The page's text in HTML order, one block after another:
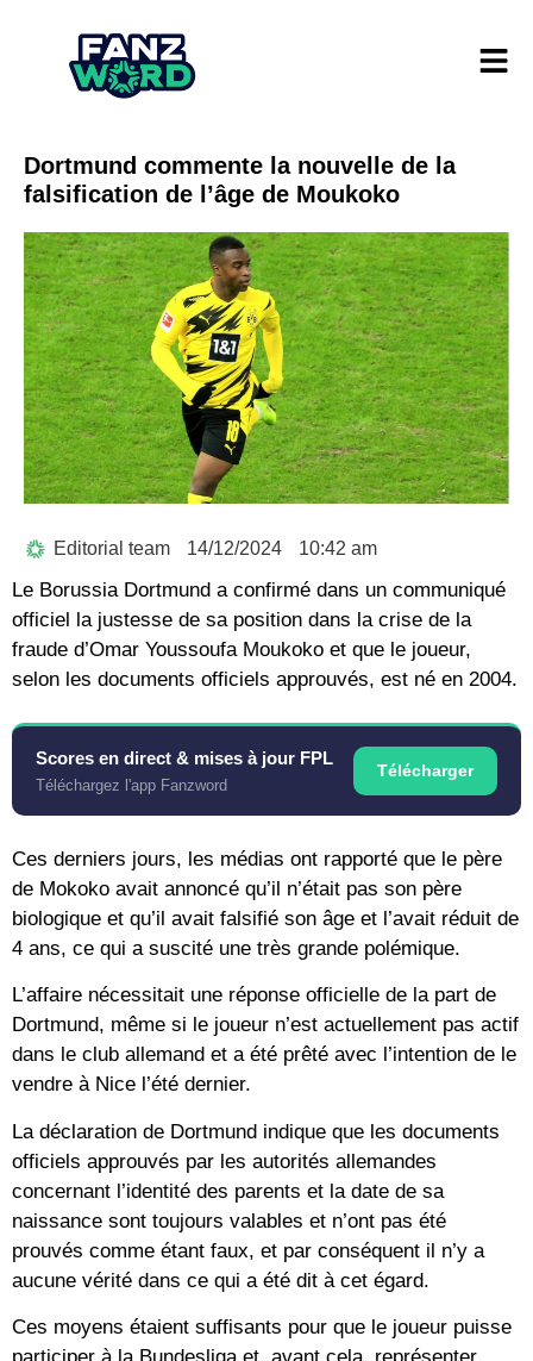
Dortmund commente la nouvelle de la
falsification de l’âge de Moukoko
Editorial team 14/12/2024 10:42 am
Le Borussia Dortmund a confirmé dans un communiqué
officiel la justesse de sa position dans la crise de la
fraude d’Omar Youssoufa Moukoko et que le joueur,
selon les documents officiels approuvés, est né en 2004.
Scores en direct & mises à jour FPL
Téléchargez l'app Fanzword
Télécharger
Ces derniers jours, les médias ont rapporté que le père
de Mokoko avait annoncé qu’il n’était pas son père
biologique et qu’il avait falsifié son âge et l’avait réduit de
4 ans, ce qui a suscité une très grande polémique.
L’affaire nécessitait une réponse officielle de la part de
Dortmund, même si le joueur n’est actuellement pas actif
dans le club allemand et a été prêté avec l’intention de le
vendre à Nice l’été dernier.
La déclaration de Dortmund indique que les documents
officiels approuvés par les autorités allemandes
concernant l’identité des parents et la date de sa
naissance sont toujours valables et n’ont pas été
prouvés comme étant faux, et par conséquent il n’y a
aucune vérité dans ce qui a été dit à cet égard.
Ces moyens étaient suffisants pour que le joueur puisse